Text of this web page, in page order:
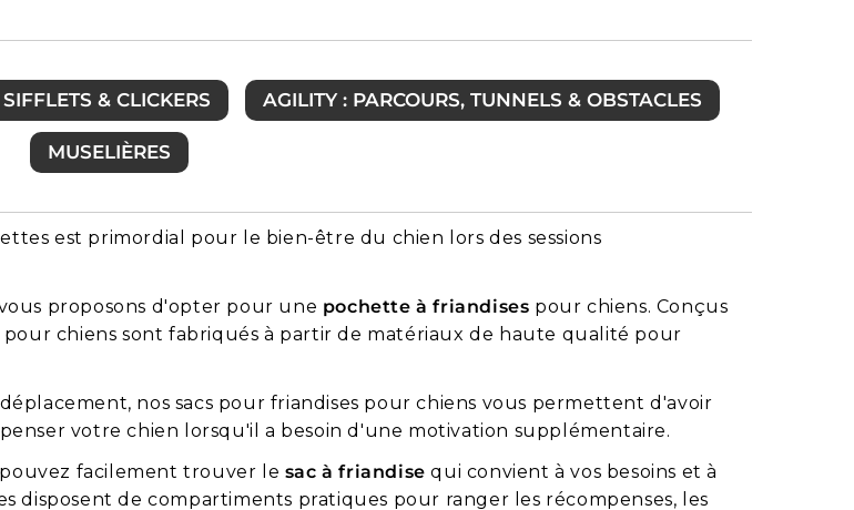
SIFFLETS & CLICKERS AGILITY : PARCOURS, TUNNELS & OBSTACLES
MUSELIÈRES
est primordial pour le bien-être du chien lors des sessions
proposons d'opter pour une pochette à friandises pour chiens. Conçus
chiens sont fabriqués à partir de matériaux de haute qualité pour
nos sacs pour friandises pour chiens vous permettent d'avoir
votre chien lorsqu'il a besoin d'une motivation supplémentaire.
facilement trouver le sac à friandise qui convient à vos besoins et à
disposent de compartiments pratiques pour ranger les récompenses, les